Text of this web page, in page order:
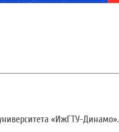
«ИжГТУ-Динамо».